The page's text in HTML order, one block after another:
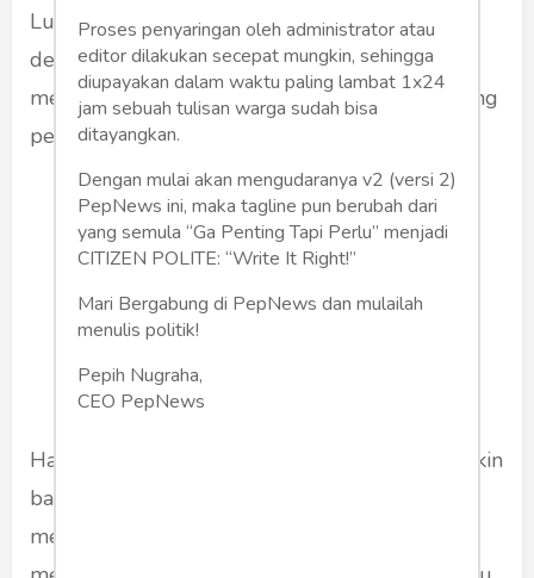
Lukashenko sama sekali tidak bisa dibenturkan
dengan Rusia. Lukashenko dengan Putin tetap
melanjutkan semua jenis kerjasama mendukung
perang Rusia di Ukraina.
Segala cara dilakukan NATO
dan AS agar barisan
pendukung Rusia lemah dan
akhirnya diharapkan mampu
melemahkan Rusia.
Hal ini kerena fakta di lapangan. Ukraina semakin
babak belur dan NATO semakin hari semakin
merugi di Ukraina karena senjata pasokan
Proses penyaringan oleh administrator atau
editor dilakukan secepat mungkin, sehingga
diupayakan dalam waktu paling lambat 1x24
jam sebuah tulisan warga sudah bisa
ditayangkan.
Dengan mulai akan mengudaranya v2 (versi 2)
PepNews ini, maka tagline pun berubah dari
yang semula “Ga Penting Tapi Perlu” menjadi
CITIZEN POLITE: “Write It Right!”
Mari Bergabung di PepNews dan mulailah
menulis politik!
Pepih Nugraha,
CEO PepNews